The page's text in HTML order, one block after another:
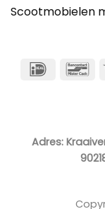
Scootmobielen
IDeal
Adres: